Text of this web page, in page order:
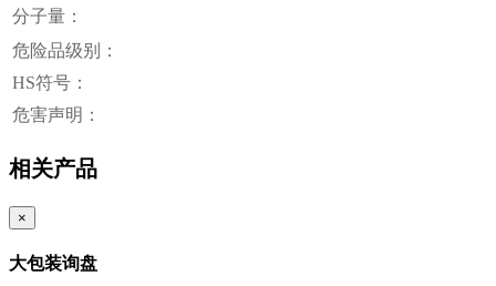
分子量：
危险品级别：
HS符号：
危害声明：
相关产品
×
大包装询盘